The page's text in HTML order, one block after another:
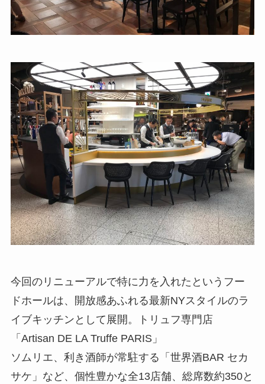
今回のリニューアルで特に力を入れたというフー
ドホールは、開放感あふれる最新NYスタイルのラ
イブキッチンとして展開。トリュフ専門店
「Artisan DE LA Truffe PARIS」
ソムリエ、利き酒師が常駐する「世界酒BAR セカ
サケ」など、個性豊かな全13店舗、総席数約350と